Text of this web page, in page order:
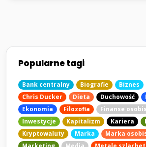
Popularne tagi
Bank centralny Biografie Biznes
Chris Ducker
Dieta Duchowość
Ekonomia
Filozofia Finanse
Inwestycje
Kapitalizm Kariera
Kryptowaluty
Marka
Marka